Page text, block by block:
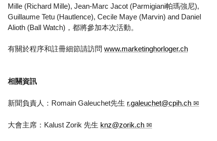
Mille (Richard Mille), Jean-Marc Jacot (Parmigiani帕瑪強尼),
Guillaume Tetu (Hautlence), Cecile Maye (Marvin) and Daniel
Alioth (Ball Watch)，都將參加本次活動。
有關於程序和註冊細節請訪問 www.marketinghorloger.ch
相關資訊
新聞負責人：Romain Galeuchet先生 r.galeuchet@cpih.ch
大會主席：Kalust Zorik 先生 knz@zorik.ch